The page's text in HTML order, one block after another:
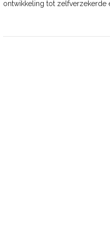
ontwikkeling tot zelfverzekerde